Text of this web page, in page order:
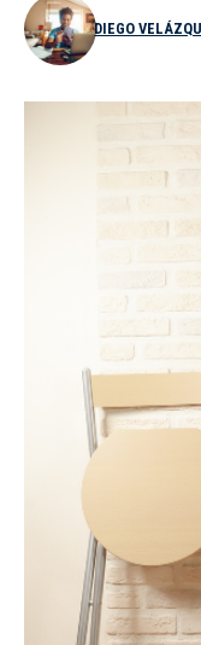
DIEGO